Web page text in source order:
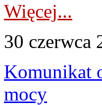
Więcej...
30 czerwca
Komunikat
mocy